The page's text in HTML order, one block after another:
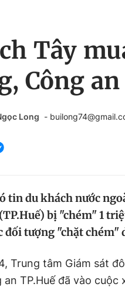
Tây
Công
Long -
tin du khách nước
bị "chém" 1
đối tượng "chặt chém"
Trung tâm Giám sát
an TP.Huế đã vào